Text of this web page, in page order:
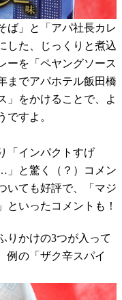
ば」と「アパ社長カレ
した、じっくりと煮込
ーを「ペヤングソース
までアパホテル飯田橋
」をかけることで、よ
ですよ。
「インパクトすげ
と驚く（？）コメン
いても好評で、「マジ
といったコメントも！
りかけの3つが入って
例の「ザク辛スパイ